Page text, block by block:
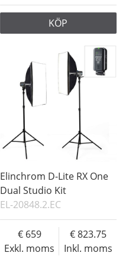
KÖP
Elinchrom D-Lite RX One
Dual Studio Kit
EL-20848.2.EC
Exkl. moms
659
Inkl. moms
823.75